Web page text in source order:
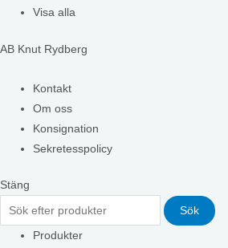
Visa alla
AB Knut Rydberg
Kontakt
Om oss
Konsignation
Sekretesspolicy
Stäng
Sök
Produkter